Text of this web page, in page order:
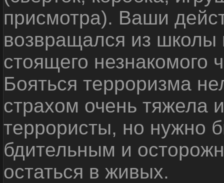
присмотра). Ваши
возвращался из школы
стоящего незнакомого
Бояться терроризма
страхом очень тяжела
террористы, но нужно
бдительным и
остаться в живых.